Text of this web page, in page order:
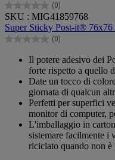
(0)
0.0
su
5
stelle.
SKU : MIG41859768
Super Sticky Post-it®
(0)
0.0
Il potere adesivo dei
forte rispetto a quello
Date un tocco di
giornata di qualcun
Perfetti per superfici
monitor di computer,
L'imballaggio in
sistemare facilmente i
riciclato quando non è